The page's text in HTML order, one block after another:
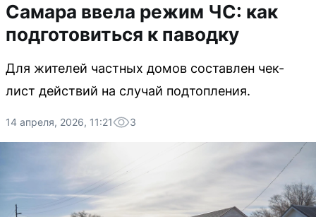
Самара ввела режим ЧС: как
подготовиться к паводку
Для жителей частных домов составлен чек-
лист действий на случай подтопления.
14 апреля, 2026, 11:21 3